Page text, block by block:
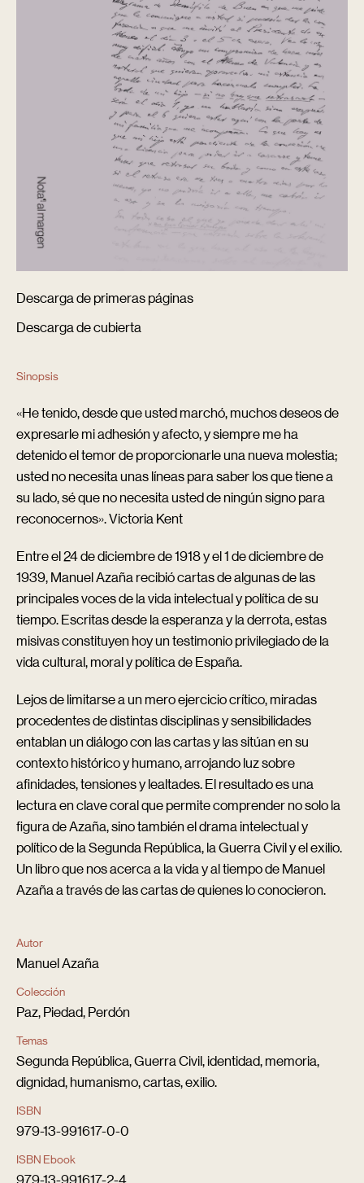
Descarga de primeras páginas
Descarga de cubierta
Sinopsis
«He tenido, desde que usted marchó, muchos deseos de
expresarle mi adhesión y afecto, y siempre me ha
detenido el temor de proporcionarle una nueva molestia;
usted no necesita unas líneas para saber los que tiene a
su lado, sé que no necesita usted de ningún signo para
reconocernos». Victoria Kent
Entre el 24 de diciembre de 1918 y el 1 de diciembre de
1939, Manuel Azaña recibió cartas de algunas de las
principales voces de la vida intelectual y política de su
tiempo. Escritas desde la esperanza y la derrota, estas
misivas constituyen hoy un testimonio privilegiado de la
vida cultural, moral y política de España.
Lejos de limitarse a un mero ejercicio crítico, miradas
procedentes de distintas disciplinas y sensibilidades
entablan un diálogo con las cartas y las sitúan en su
contexto histórico y humano, arrojando luz sobre
afinidades, tensiones y lealtades. El resultado es una
lectura en clave coral que permite comprender no solo la
figura de Azaña, sino también el drama intelectual y
político de la Segunda República, la Guerra Civil y el exilio.
Un libro que nos acerca a la vida y al tiempo de Manuel
Azaña a través de las cartas de quienes lo conocieron.
Autor
Manuel Azaña
Colección
Paz, Piedad, Perdón
Temas
Segunda República, Guerra Civil, identidad, memoria,
dignidad, humanismo, cartas, exilio.
ISBN
979-13-991617-0-0
ISBN Ebook